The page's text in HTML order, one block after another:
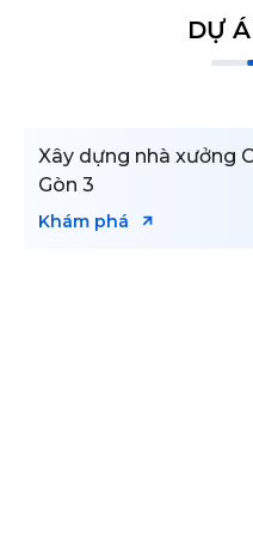
DỰ
Xây dựng nhà xưởng
Gòn 3
Khám phá